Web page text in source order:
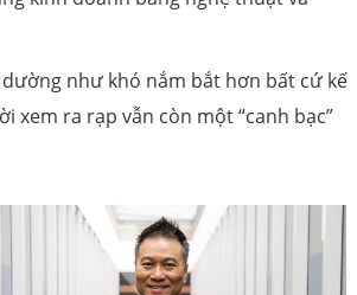
như khó nắm bắt hơn bất cứ kế
xem ra rạp vẫn còn một “canh bạc”